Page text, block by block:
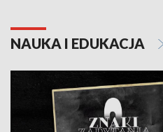
NAUKA I EDUKACJA